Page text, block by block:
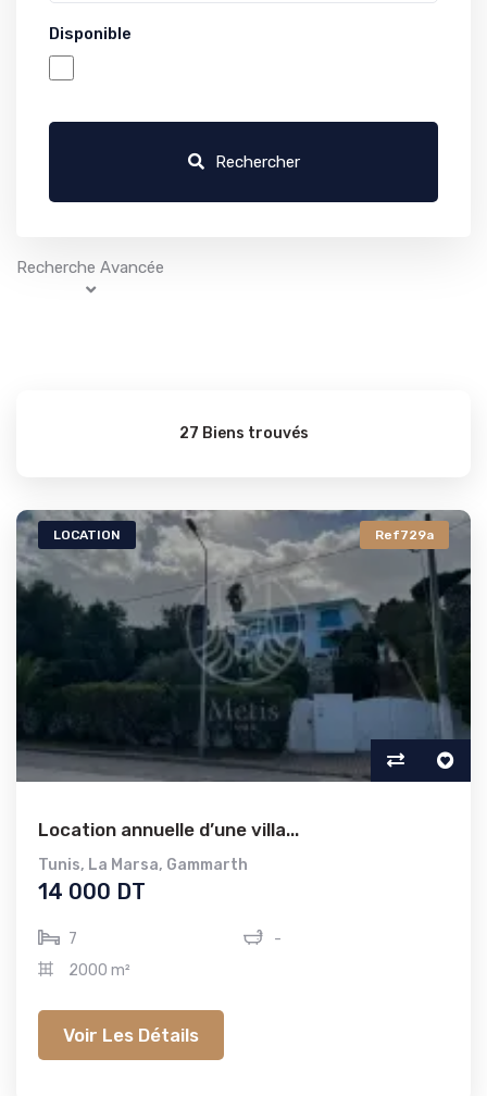
Disponible
Rechercher
Recherche Avancée
27 Biens trouvés
LOCATION Ref729a
Location annuelle d’une villa...
Tunis, La Marsa, Gammarth
14 000 DT
7
-
2000 m²
Voir Les Détails